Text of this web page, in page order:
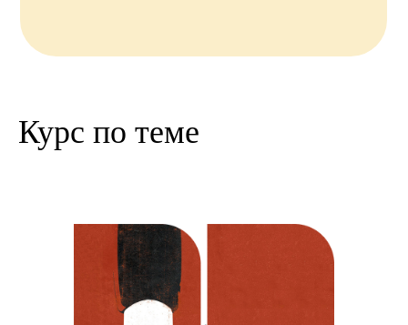
Курс по теме